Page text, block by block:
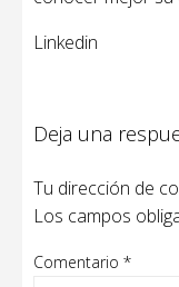
Linkedin
Deja una
Tu dirección de
Los campos
Comentario *